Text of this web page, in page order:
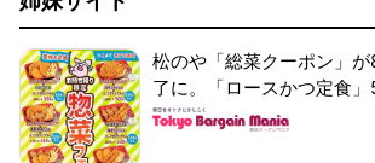
松のや「総菜クーポン」
了に。「ロースかつ定食